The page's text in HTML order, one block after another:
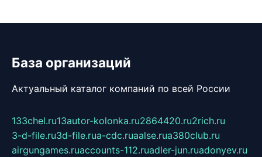
База организаций
Актуальный каталог компаний по всей России
133chel.ru13autor-kolonka.ru2864420.ru2rich.ru
3-d-file.ru3d-file.rua-cdc.ruaalse.rua380club.ru
airgungames.ruaccounts-112.ruadler-jun.ruadonyev.ru